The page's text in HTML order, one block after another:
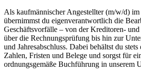
Als kaufmännischer Angestellter (m/w/d)
übernimmst du eigenverantwortlich die
Geschäftsvorfälle – von der Kreditoren-
über die Rechnungsprüfung bis hin zur
und Jahresabschluss. Dabei behältst du
Zahlen, Fristen und Belege und sorgst für
ordnungsgemäße Buchführung in unserem